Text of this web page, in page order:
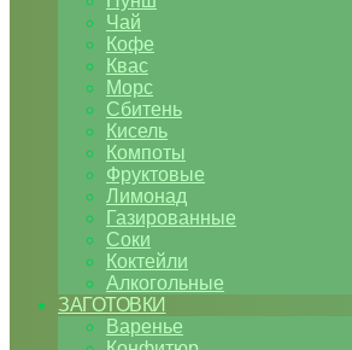
Чай
Кофе
Квас
Морс
Сбитень
Кисель
Компоты
Фруктовые
Лимонад
Газированные
Соки
Коктейли
Алкогольные
ЗАГОТОВКИ
Варенье